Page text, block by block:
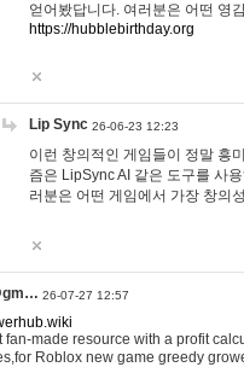
얻어봤답니다. 여러분은 어떤 영
https://hubblebirthday.org
Lip Sync 26-06-23 12:23
이런 창의적인 게임들이 정말 흥
즘은 LipSync AI 같은 도구를 사
러분은 어떤 게임에서 가장 창의
26-07-27 12:57
made resource with a profit
Roblox new game greedy